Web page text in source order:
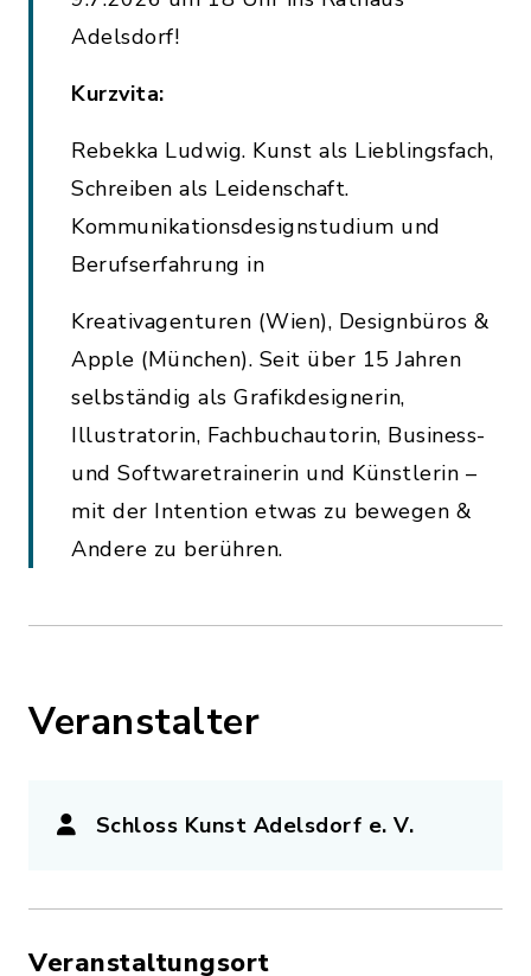
Adelsdorf!
Kurzvita:
Rebekka Ludwig. Kunst als Lieblingsfach,
Schreiben als Leidenschaft.
Kommunikationsdesignstudium und
Berufserfahrung in
Kreativagenturen (Wien), Designbüros &
Apple (München). Seit über 15 Jahren
selbständig als Grafikdesignerin,
Illustratorin, Fachbuchautorin, Business-
und Softwaretrainerin und Künstlerin –
mit der Intention etwas zu bewegen &
Andere zu berühren.
Veranstalter
Schloss Kunst Adelsdorf e. V.
Veranstaltungsort